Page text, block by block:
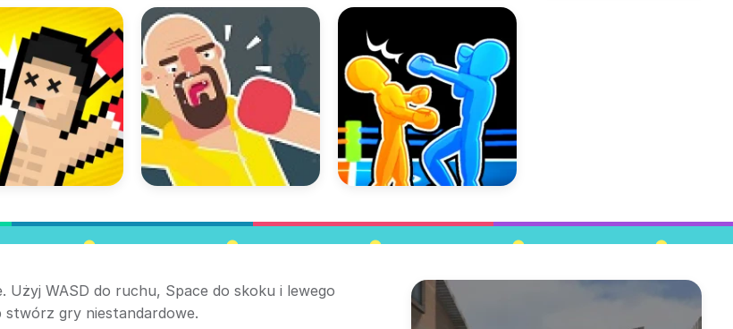
WASD do ruchu, Space do skoku i lewego
stwórz gry niestandardowe.